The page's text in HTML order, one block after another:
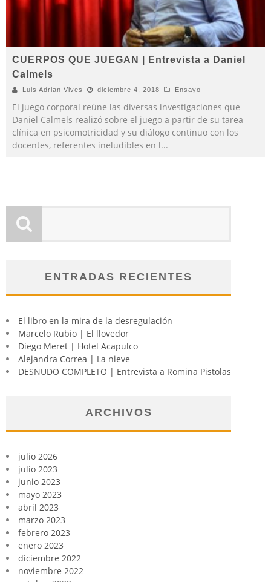
CUERPOS QUE JUEGAN | Entrevista a Daniel
Calmels
Luis Adrian Vives diciembre 4, 2018 Ensayo
El juego corporal reúne las diversas investigaciones que
Daniel Calmels realizó sobre el juego a partir de su tarea
clínica en psicomotricidad y su diálogo continuo con los
docentes, referentes ineludibles en l...
ENTRADAS RECIENTES
El libro en la mira de la desregulación
Marcelo Rubio | El llovedor
Diego Meret | Hotel Acapulco
Alejandra Correa | La nieve
DESNUDO COMPLETO | Entrevista a Romina Pistolas
ARCHIVOS
julio 2026
julio 2023
junio 2023
mayo 2023
abril 2023
marzo 2023
febrero 2023
enero 2023
diciembre 2022
noviembre 2022